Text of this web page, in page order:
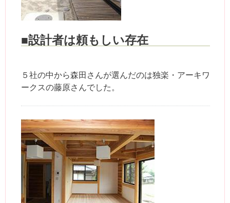
■設計者は頼もしい存在
５社の中から森田さんが選んだのは独楽・アーキワ
ークスの藤原さんでした。